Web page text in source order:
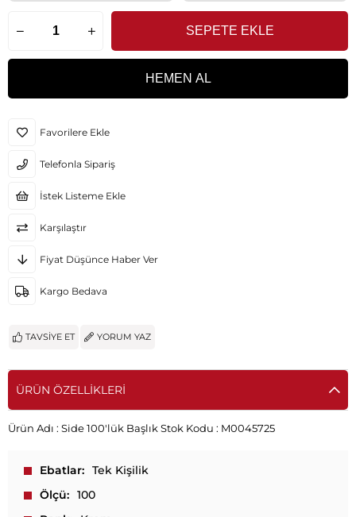
Favorilere Ekle
Telefonla Sipariş
İstek Listeme Ekle
Karşılaştır
Fiyat Düşünce Haber Ver
Kargo Bedava
TAVSIYE ET YORUM YAZ
ÜRÜN ÖZELLIKLERI
Ürün Adı : Side 100'lük Başlık Stok Kodu : M0045725
Ebatlar
Tek Kişilik
Ölçü
100